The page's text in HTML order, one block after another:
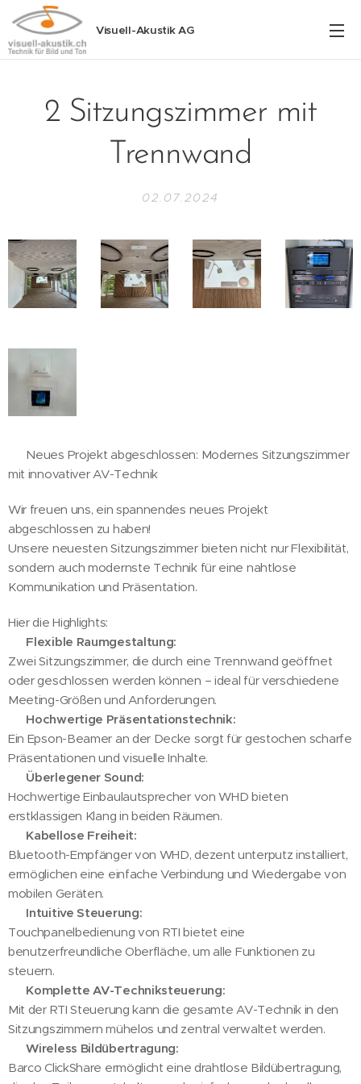
Visuell-Akustik AG
2 Sitzungszimmer mit
Trennwand
02.07.2024
🎉 Neues Projekt abgeschlossen: Modernes Sitzungszimmer
mit innovativer AV-Technik 🎉
Wir freuen uns, ein spannendes neues Projekt
abgeschlossen zu haben! 🏢
Unsere neuesten Sitzungszimmer bieten nicht nur Flexibilität,
sondern auch modernste Technik für eine nahtlose
Kommunikation und Präsentation.
Hier die Highlights:
Flexible Raumgestaltung:
Zwei Sitzungszimmer, die durch eine Trennwand geöffnet
oder geschlossen werden können – ideal für verschiedene
Meeting-Größen und Anforderungen.
Hochwertige Präsentationstechnik:
Ein Epson-Beamer an der Decke sorgt für gestochen scharfe
Präsentationen und visuelle Inhalte.
Überlegener Sound:
Hochwertige Einbaulautsprecher von WHD bieten
erstklassigen Klang in beiden Räumen.
Kabellose Freiheit:
Bluetooth-Empfänger von WHD, dezent unterputz installiert,
ermöglichen eine einfache Verbindung und Wiedergabe von
mobilen Geräten.
Intuitive Steuerung:
Touchpanelbedienung von RTI bietet eine
benutzerfreundliche Oberfläche, um alle Funktionen zu
steuern.
Komplette AV-Techniksteuerung:
Mit der RTI Steuerung kann die gesamte AV-Technik in den
Sitzungszimmern mühelos und zentral verwaltet werden.
🔹Wireless Bildübertragung:
Barco ClickShare ermöglicht eine drahtlose Bildübertragung,